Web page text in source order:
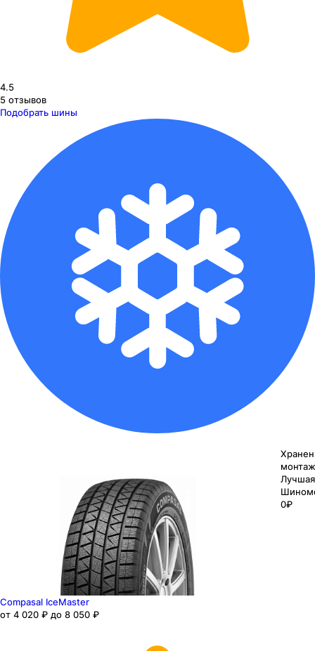
4.5
5 отзывов
Подобрать шины
0₽
Compasal IceMaster
от 4 020 ₽ до 8 050 ₽